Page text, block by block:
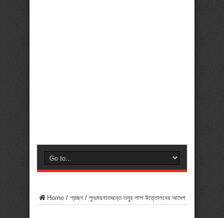
Home / প্রচ্ছদ/ পুনঃময়নাতদন্তে তনুর লাশ উত্তোলনের আদেশ